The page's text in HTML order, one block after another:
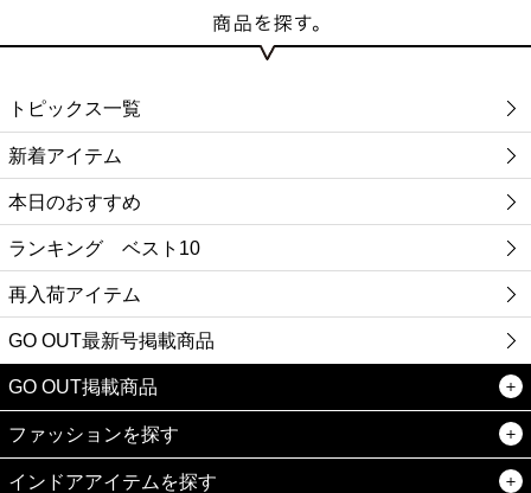
トピックス一覧
新着アイテム
本日のおすすめ
ランキング ベスト10
再入荷アイテム
GO OUT最新号掲載商品
GO OUT掲載商品
ファッションを探す
インドアアイテムを探す